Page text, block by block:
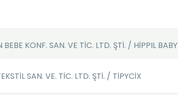
KONF. SAN. VE TİC. LTD. ŞTİ. / HİPPIL BABY
SAN. VE. TİC. LTD. ŞTİ. / TİPYCİX